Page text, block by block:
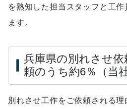
を熟知した担当スタッフと工
ます。
兵庫県の別れさせ
頼のうち約6％（当
別れさせ工作をご依頼される理